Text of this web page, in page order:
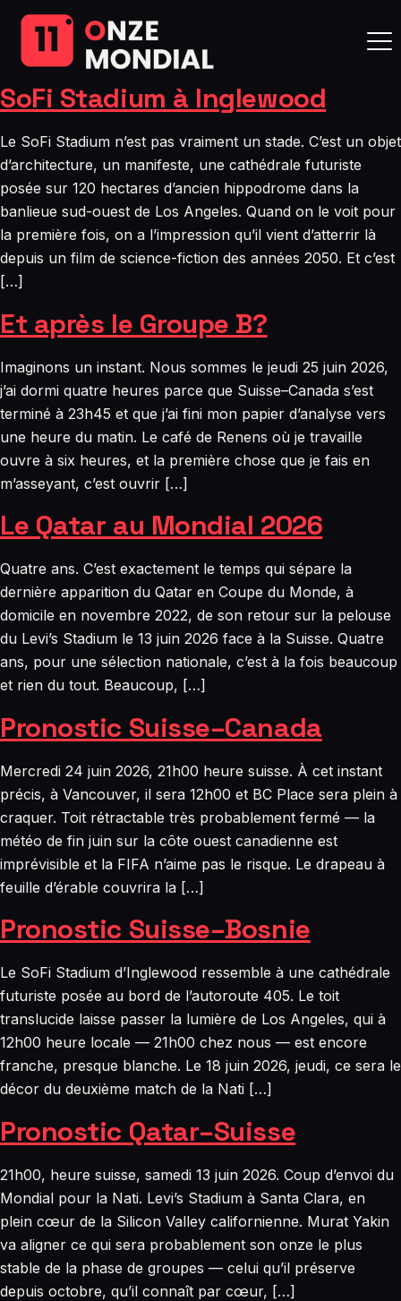
SoFi Stadium à Inglewood
Le SoFi Stadium n’est pas vraiment un stade. C’est un objet
d’architecture, un manifeste, une cathédrale futuriste
posée sur 120 hectares d’ancien hippodrome dans la
banlieue sud-ouest de Los Angeles. Quand on le voit pour
la première fois, on a l’impression qu’il vient d’atterrir là
depuis un film de science-fiction des années 2050. Et c’est
[…]
Et après le Groupe B?
Imaginons un instant. Nous sommes le jeudi 25 juin 2026,
j’ai dormi quatre heures parce que Suisse–Canada s’est
terminé à 23h45 et que j’ai fini mon papier d’analyse vers
une heure du matin. Le café de Renens où je travaille
ouvre à six heures, et la première chose que je fais en
m’asseyant, c’est ouvrir […]
Le Qatar au Mondial 2026
Quatre ans. C’est exactement le temps qui sépare la
dernière apparition du Qatar en Coupe du Monde, à
domicile en novembre 2022, de son retour sur la pelouse
du Levi’s Stadium le 13 juin 2026 face à la Suisse. Quatre
ans, pour une sélection nationale, c’est à la fois beaucoup
et rien du tout. Beaucoup, […]
Pronostic Suisse–Canada
Mercredi 24 juin 2026, 21h00 heure suisse. À cet instant
précis, à Vancouver, il sera 12h00 et BC Place sera plein à
craquer. Toit rétractable très probablement fermé — la
météo de fin juin sur la côte ouest canadienne est
imprévisible et la FIFA n’aime pas le risque. Le drapeau à
feuille d’érable couvrira la […]
Pronostic Suisse–Bosnie
Le SoFi Stadium d’Inglewood ressemble à une cathédrale
futuriste posée au bord de l’autoroute 405. Le toit
translucide laisse passer la lumière de Los Angeles, qui à
12h00 heure locale — 21h00 chez nous — est encore
franche, presque blanche. Le 18 juin 2026, jeudi, ce sera le
décor du deuxième match de la Nati […]
Pronostic Qatar–Suisse
21h00, heure suisse, samedi 13 juin 2026. Coup d’envoi du
Mondial pour la Nati. Levi’s Stadium à Santa Clara, en
plein cœur de la Silicon Valley californienne. Murat Yakin
va aligner ce qui sera probablement son onze le plus
stable de la phase de groupes — celui qu’il préserve
depuis octobre, qu’il connaît par cœur, […]